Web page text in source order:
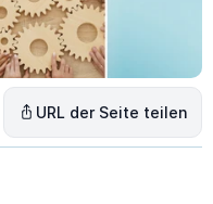
URL der Seite teilen